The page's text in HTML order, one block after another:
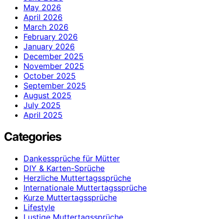
May 2026
April 2026
March 2026
February 2026
January 2026
December 2025
November 2025
October 2025
September 2025
August 2025
July 2025
April 2025
Categories
Dankessprüche für Mütter
DIY & Karten-Sprüche
Herzliche Muttertagssprüche
Internationale Muttertagssprüche
Kurze Muttertagssprüche
Lifestyle
Lustige Muttertagssprüche